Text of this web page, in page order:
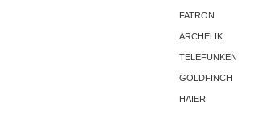
FATRON
ARCHELIK
TELEFUNKEN
GOLDFINCH
HAIER